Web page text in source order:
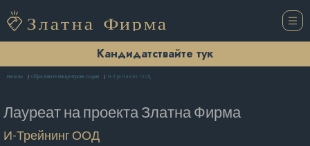
Кандидатствайте тук
Начало Образователни центрове София И-Трейнинг ООД
Лауреат на проектаЗлатна Фирма
И-Трейнинг ООД